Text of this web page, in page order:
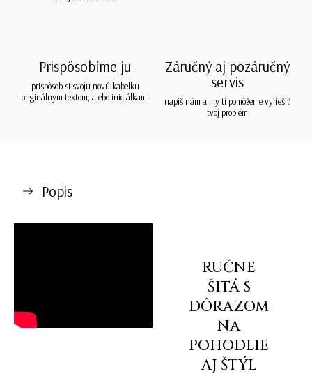
Prispôsobíme ju
prispôsob si svoju novú kabelku
originálnym textom, alebo iniciálkami
Záručný aj pozáručný
servis
napíš nám a my ti pomôžeme vyriešiť
tvoj problém
Popis
RUČNE
ŠITÁ S
DÔRAZOM
NA
POHODLIE
AJ ŠTÝL